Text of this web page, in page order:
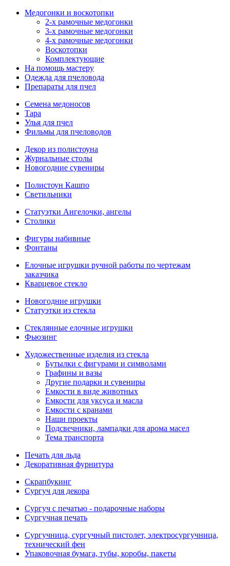
Медогонки и воскотопки
2-х рамочные медогонки
3-х рамочные медогонки
4-х рамочные медогонки
Воскотопки
Комплектующие
На помощь мастеру
Одежда для пчеловода
Препараты для пчел
Семена медоносов
Тара
Улья для пчел
Фильмы для пчеловодов
Декор из полистоуна
Журнальные столы
Новогодние сувениры
Полистоун Кашпо
Светильники
Статуэтки Ангелочки, ангелы
Столики
Фигуры набивные
Фонтаны
Елочные игрушки ручной работы по чертежам
заказчика
Кварцевое стекло
Новогодние игрушки
Статуэтки из стекла
Стеклянные елочные игрушки
Фьюзинг
Художественные изделия из стекла
Бутылки с фигурами и символами
Графины и вазы
Другие подарки и сувениры
Емкости в виде животных
Емкости для уксуса и масла
Емкости с кранами
Наши проекты
Подсвечники, лампадки для арома масел
Тема транспорта
Печать для льда
Декоративная фурнитура
Скрапбукинг
Сургуч для декора
Сургуч с печатью - подарочные наборы
Сургучная печать
Сургучница, сургучный пистолет, электросургучница,
технический фен
Упаковочная бумага, тубы, коробы, пакеты